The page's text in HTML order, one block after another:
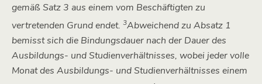
gemäß Satz 3 aus einem vom Beschäftigten zu
vertretenden Grund endet. 3Abweichend zu Absatz 1
bemisst sich die Bindungsdauer nach der Dauer des
Ausbildungs- und Studienverhältnisses, wobei jeder volle
Monat des Ausbildungs- und Studienverhältnisses einem